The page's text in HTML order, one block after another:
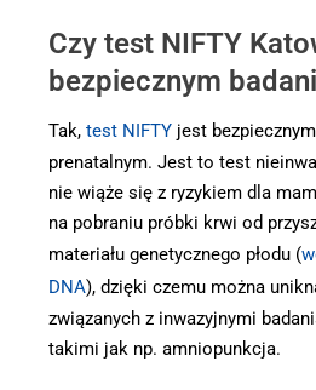
Czy test NIFTY
bezpiecznym
Tak, test NIFTY jest
prenatalnym. Jest to test
nie wiąże się z ryzykiem dla
na pobraniu próbki krwi od
materiału genetycznego płodu (
DNA), dzięki czemu można
związanych z inwazyjnymi
takimi jak np. amniopunkcja.